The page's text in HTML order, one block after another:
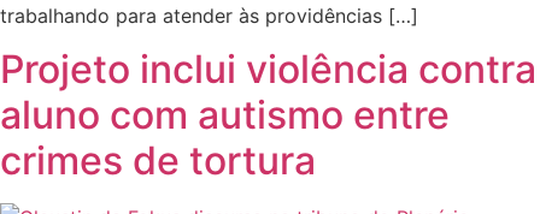
trabalhando para atender às providências […]
Projeto inclui violência contra
aluno com autismo entre
crimes de tortura